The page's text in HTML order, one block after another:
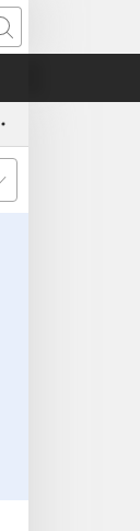
Ujarniakkat
allaguk